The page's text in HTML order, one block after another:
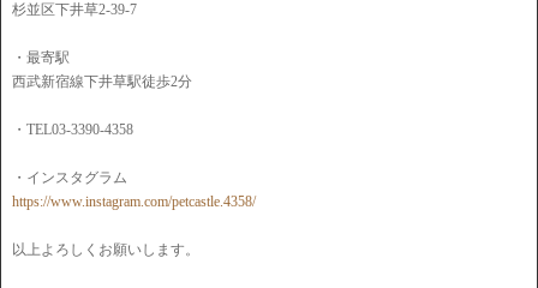
杉並区下井草2-39-7
・最寄駅
西武新宿線下井草駅徒歩2分
・TEL03-3390-4358
・インスタグラム
https://www.instagram.com/petcastle.4358/
以上よろしくお願いします。